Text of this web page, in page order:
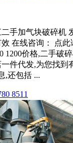
手加气块破碎机
在线咨询： 点此
1200价格,二手破
件代发,为您找到
,还包括 ...
8511